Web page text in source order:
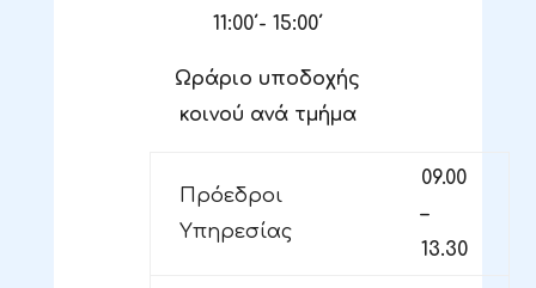
11:00΄- 15:00΄
Ωράριο υποδοχής
κοινού ανά τμήμα
Πρόεδροι
Υπηρεσίας
09.00
–
13.30